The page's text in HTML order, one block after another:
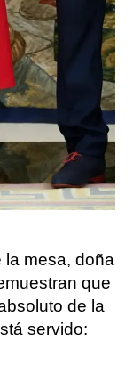
la mesa, doña
que
de la
servido: